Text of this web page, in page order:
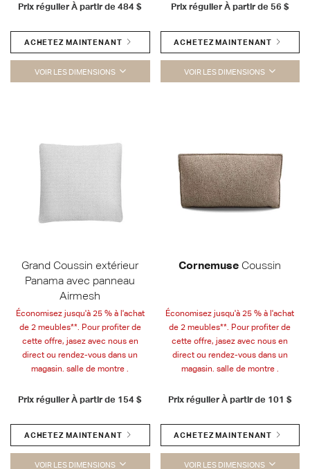
Prix régulier À partir de484 $
ACHETEZ MAINTENANT
VOIR LES DIMENSIONS
Prix régulier À partir de 56 $
ACHETEZ MAINTENANT
VOIR LES DIMENSIONS
Grand Coussin extérieur
Panama avec panneau
Airmesh
Économisez jusqu'à 25 % à l'achat
de 2 meubles**. Pour profiter de
cette offre, jasez avec nous en
direct ou rendez-vous dans un
magasin. salle de montre .
Prix régulier À partir de 154 $
ACHETEZ MAINTENANT
VOIR LES DIMENSIONS
Cornemuse Coussin
Économisez jusqu'à 25 % à l'achat
de 2 meubles**. Pour profiter de
cette offre, jasez avec nous en
direct ou rendez-vous dans un
magasin. salle de montre .
Prix régulier À partir de 101 $
ACHETEZ MAINTENANT
VOIR LES DIMENSIONS